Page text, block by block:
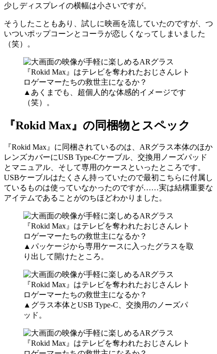
少しディスプレイの横幅は小さいですが。
そうしたこともあり、試しに映画を流していたのですが、つ
いついポップコーンとコーラが恋しくなってしまいました
（笑）。
▲あくまでも、超個人的な体感的イメージです
（笑）。
『Rokid Max』の同梱物とスペック
『Rokid Max』に同梱されているのは、ARグラス本体のほか
レンズカバーにUSB Type-Cケーブル、交換用ノーズパッド
とマニュアル、そして専用のケースといったところです。
USBケーブルはたくさん持っていたので最初こちらに付属し
ているものは使っていなかったのですが……実は結構重要な
アイテムであることがのちほどわかりました。
▲パッケージから専用ケースに入ったグラスを取
り出して開けたところ。
▲グラス本体とUSB Type-C、交換用のノーズパ
ッド。